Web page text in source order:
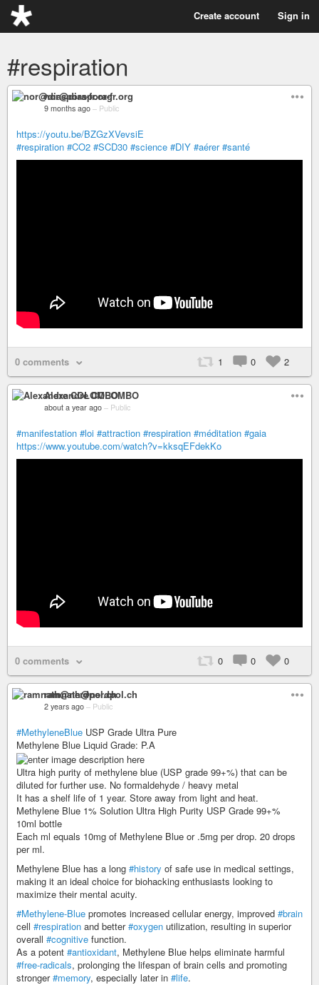
Create account Sign in
#respiration
nor@diaspora-fr.org
9 months ago – Public
https://youtu.be/BZGzXVevsiE
#respiration #CO2 #SCD30 #science #DIY #aérer #santé
0 comments 1 0 2
Alexandre COLOMBO
about a year ago – Public
#manifestation #loi #attraction #respiration #méditation #gaia
https://www.youtube.com/watch?v=kksqEFdekKo
0 comments 0 0 0
ramnath@nerdpol.ch
2 years ago – Public
#MethyleneBlue USP Grade Ultra Pure
Methylene Blue Liquid Grade: P.A
Ultra high purity of methylene blue (USP grade 99+%) that can be
diluted for further use. No formaldehyde / heavy metal
It has a shelf life of 1 year. Store away from light and heat.
Methylene Blue 1% Solution Ultra High Purity USP Grade 99+%
10ml bottle
Each ml equals 10mg of Methylene Blue or .5mg per drop. 20 drops
per ml.
Methylene Blue has a long #history of safe use in medical settings,
making it an ideal choice for biohacking enthusiasts looking to
maximize their mental acuity.
#Methylene-Blue promotes increased cellular energy, improved #brain
cell #respiration and better#oxygen utilization, resulting in superior
overall #cognitive function.
As a potent #antioxidant, Methylene Blue helps eliminate harmful
#free-radicals, prolonging the lifespan of brain cells and promoting
stronger#memory, especially later in #life.